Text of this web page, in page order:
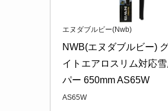
エヌダブルビー(Nwb)
NWB(エヌダブルビー)
イトエアロスリム対応雪
パー 650mm AS65W
AS65W